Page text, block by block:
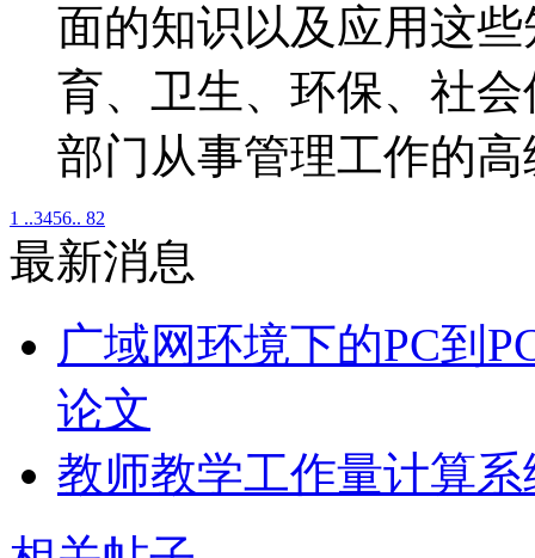
面的知识以及应用这
育、卫生、环保、社
部门从事管理工作的
1 ..3456.. 82
最新消息
广域网环境下的PC到
论文
教师教学工作量计算